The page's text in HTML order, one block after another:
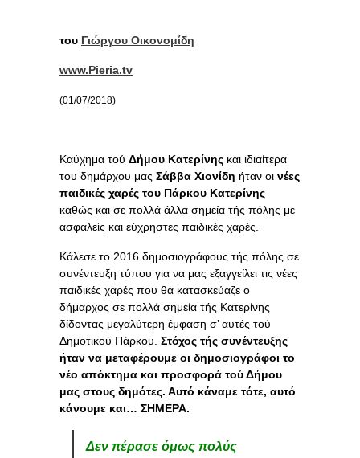
του Γιώργου Οικονομίδη
www.Pieria.tv
(01/07/2018)
Καύχημα τού Δήμου Κατερίνης και ιδιαίτερα
του δημάρχου μας Σάββα Χιονίδη ήταν οι νέες
παιδικές χαρές του Πάρκου Κατερίνης
καθώς και σε πολλά άλλα σημεία τής πόλης με
ασφαλείς και εύχρηστες παιδικές χαρές.
Κάλεσε το 2016 δημοσιογράφους τής πόλης σε
συνέντευξη τύπου για να μας εξαγγείλει τις νέες
παιδικές χαρές που θα κατασκεύαζε ο
δήμαρχος σε πολλά σημεία τής Κατερίνης
δίδοντας μεγαλύτερη έμφαση σ’ αυτές τού
Δημοτικού Πάρκου. Στόχος τής συνέντευξης
ήταν να μεταφέρουμε οι δημοσιογράφοι το
νέο απόκτημα και προσφορά τού Δήμου
μας στους δημότες. Αυτό κάναμε τότε, αυτό
κάνουμε και… ΣΗΜΕΡΑ.
Δεν πέρασε όμως πολύς